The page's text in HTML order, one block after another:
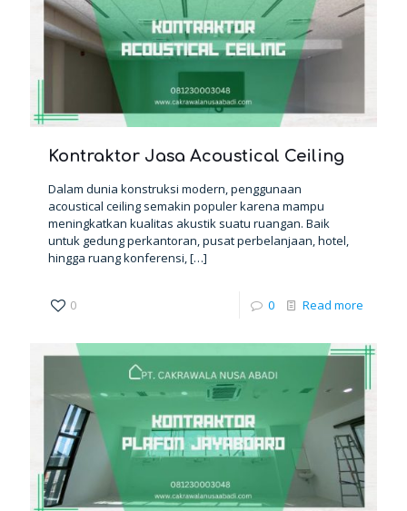
Kontraktor Jasa Acoustical Ceiling
Dalam dunia konstruksi modern, penggunaan
acoustical ceiling semakin populer karena mampu
meningkatkan kualitas akustik suatu ruangan. Baik
untuk gedung perkantoran, pusat perbelanjaan, hotel,
hingga ruang konferensi, […]
0 0 Read more